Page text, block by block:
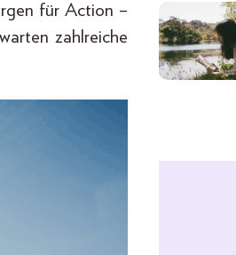
für Action –
zahlreiche